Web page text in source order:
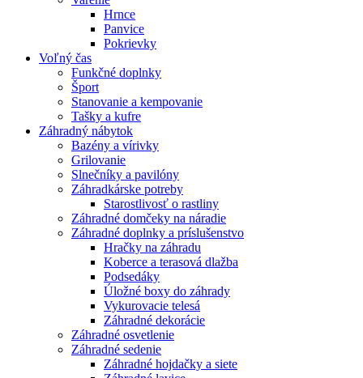
Hrnce
Panvice
Pokrievky
Voľný čas
Funkčné doplnky
Šport
Stanovanie a kempovanie
Tašky a kufre
Záhradný nábytok
Bazény a vírivky
Grilovanie
Slnečníky a pavilóny
Záhradkárske potreby
Starostlivosť o rastliny
Záhradné domčeky na náradie
Záhradné doplnky a príslušenstvo
Hračky na záhradu
Koberce a terasová dlažba
Podsedáky
Úložné boxy do záhrady
Vykurovacie telesá
Záhradné dekorácie
Záhradné osvetlenie
Záhradné sedenie
Záhradné hojdačky a siete